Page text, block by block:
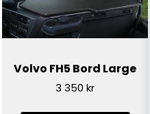
Volvo FH5 Bord Large
3 350 kr